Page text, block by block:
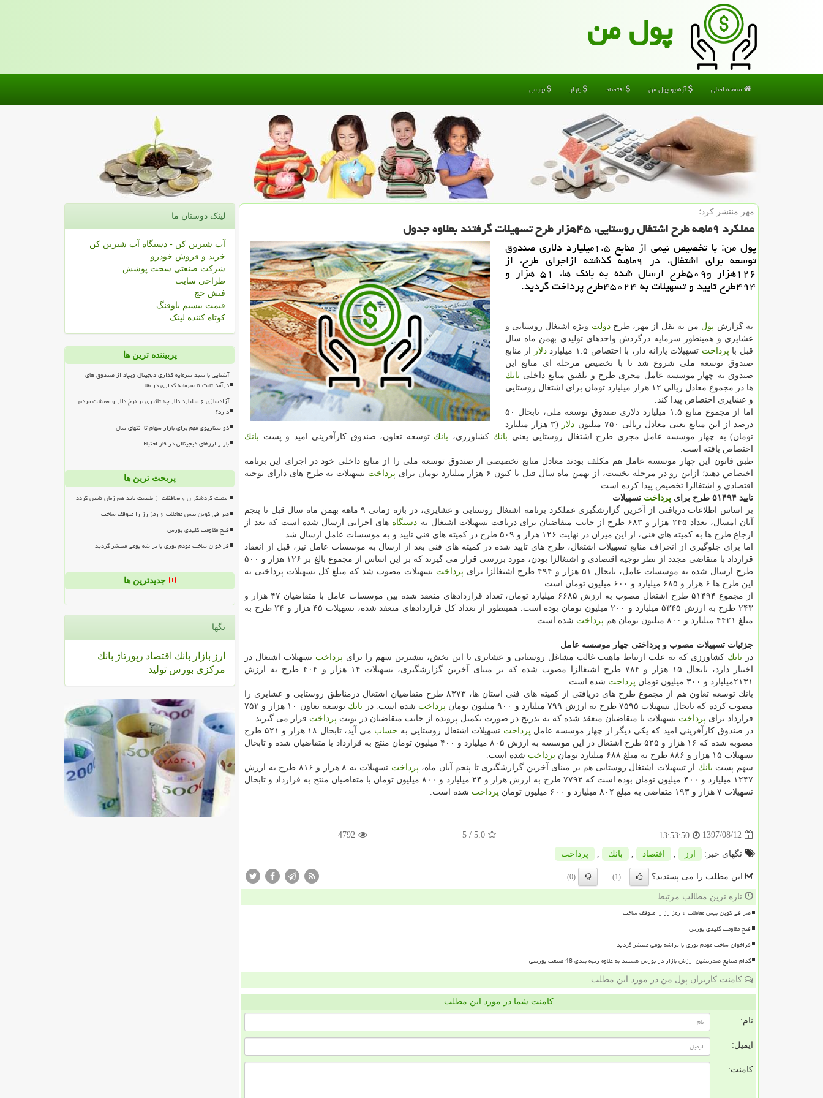
پول من
صفحه اصلی آرشیو پول من اقتصاد بازار بورس
مهر منتشر كرد؛
عملكرد ۹ماهه طرح اشتغال روستایی، ۴۵هزار طرح تسهیلات گرفتند بعلاوه جدول
پول من: با تخصیص نیمی از منابع ۱.۵میلیارد دلاری صندوق
توسعه برای اشتغال، در ۹ماهه گذشته ازاجرای طرح، از
۱۲۶هزار و۵۰۹طرح ارسال شده به بانك ها، ۵۱ هزار و
۴۹۴طرح تایید و تسهیلات به ۴۵۰۲۴طرح پرداخت گردید.
به گزارش پول من به نقل از مهر، طرحدولت ویژه اشتغال روستایی و
عشایری و همینطور سرمایه درگردش واحدهای تولیدی بهمن ماه سال
قبل با پرداخت تسهیلات یارانه دار، با اختصاص ۱.۵ میلیارد دلار
از منابع
صندوق توسعه ملی شروع شد تا با تخصیص مرحله ای منابع این
صندوق به چهار موسسه عامل مجری طرح و تلفیق منابع داخلی بانك
ها در مجموع معادل ریالی ۱۲ هزار میلیارد تومان برای اشتغال روستایی
و عشایری اختصاص پیدا كند.
اما از مجموع منابع ۱.۵ میلیارد دلاری صندوق توسعه ملی، تابحال ۵۰
درصد از این منابع یعنی معادل ریالی ۷۵۰ میلیون
دلار
(۳ هزار میلیارد
تومان) به چهار موسسه عامل مجری طرح اشتغال روستایی یعنی بانك كشاورزی، بانك توسعه تعاون، صندوق كارآفرینی امید و پست بانك
اختصاص یافته است.
طبق قانون این چهار موسسه عامل هم مكلف بودند معادل منابع تخصیصی از صندوق توسعه ملی را از منابع داخلی خود در اجرای این برنامه
اختصاص دهند؛ ازاین رو در مرحله نخست، از بهمن ماه سال قبل تا كنون ۶ هزار میلیارد تومان برای
پرداخت تسهیلات به طرح های دارای توجیه
اقتصادی و اشتغالزا تخصیص پیدا كرده است.
تایید ۵۱۴۹۴ طرح برای
پرداخت تسهیلات
بر اساس اطلاعات دریافتی از آخرین گزارشگیری عملكرد برنامه اشتغال روستایی و عشایری، در بازه زمانی ۹ ماهه بهمن ماه سال قبل تا پنجم
آبان امسال، تعداد ۲۴۵ هزار و ۶۸۳ طرح از جانب متقاضیان برای دریافت تسهیلات اشتغال به
دستگاه های اجرایی ارسال شده است كه بعد از
ارجاع طرح ها به كمیته های فنی، از این میزان در نهایت ۱۲۶ هزار و ۵۰۹ طرح در كمیته های فنی تایید و به موسسات عامل ارسال شد.
اما برای جلوگیری از انحراف منابع تسهیلات اشتغال، طرح های تایید شده در كمیته های فنی بعد از ارسال به موسسات عامل نیز، قبل از انعقاد
قرارداد با متقاضی مجدد از نظر توجیه اقتصادی و اشتغالزا بودن، مورد بررسی قرار می گیرند كه بر این اساس از مجموع بالغ بر ۱۲۶ هزار و ۵۰۰
طرح ارسال شده به موسسات عامل، تابحال ۵۱ هزار و ۴۹۴ طرح اشتغالزا برای
پرداخت تسهیلات مصوب شد كه مبلغ كل تسهیلات پرداختی به
این طرح ها ۶ هزار و ۶۸۵ میلیارد و ۶۰۰ میلیون تومان است.
از مجموع ۵۱۴۹۴ طرح اشتغال مصوب به ارزش ۶۶۸۵ میلیارد تومان، تعداد قراردادهای منعقد شده بین موسسات عامل با متقاضیان ۴۷ هزار و
۲۴۳ طرح به ارزش ۵۳۴۵ میلیارد و ۲۰۰ میلیون تومان بوده است. همینطور از تعداد كل قراردادهای منعقد شده، تسهیلات ۴۵ هزار و ۲۴ طرح به
مبلغ ۴۴۲۱ میلیارد و ۸۰۰ میلیون تومان هم
پرداخت شده است.
جزئیات تسهیلات مصوب و پرداختی چهار موسسه عامل
در بانك كشاورزی كه به علت ارتباط ماهیت غالب مشاغل روستایی و عشایری با این بخش، بیشترین سهم را برای پرداخت تسهیلات اشتغال در
اختیار دارد، تابحال ۱۵ هزار و ۷۸۴ طرح اشتغالزا مصوب شده كه بر مبنای آخرین گزارشگیری، تسهیلات ۱۴ هزار و ۴۰۴ طرح به ارزش
۲۱۳۱میلیارد و ۳۰۰ میلیون تومان
پرداخت شده است.
بانك توسعه تعاون هم از مجموع طرح های دریافتی از كمیته های فنی استان ها، ۸۳۷۳ طرح متقاضیان اشتغال درمناطق روستایی و عشایری را
مصوب كرده كه تابحال تسهیلات ۷۵۹۵ طرح به ارزش ۷۹۹ میلیارد و ۹۰۰ میلیون تومان
پرداخت شده است. در بانك
توسعه تعاون ۱۰ هزار و ۷۵۲
قرارداد برای پرداخت تسهیلات با متقاضیان منعقد شده كه به تدریج در صورت تكمیل پرونده از جانب متقاضیان در نوبت پرداخت قرار می گیرند.
در صندوق كارآفرینی امید كه یكی دیگر از چهار موسسه عامل پرداخت تسهیلات اشتغال روستایی به حساب
می آید، تابحال ۱۸ هزار و ۵۲۱ طرح
مصوبه شده كه ۱۶ هزار و ۵۲۵ طرح اشتغال در این موسسه به ارزش ۸۰۵ میلیارد و ۴۰۰ میلیون تومان منتج به قرارداد با متقاضیان شده و تابحال
تسهیلات ۱۵ هزار و ۸۸۶ طرح به مبلغ ۶۸۸ میلیارد تومان
پرداخت شده است.
سهم پست بانك از تسهیلات اشتغال روستایی هم بر مبنای آخرین گزارشگیری تا پنجم آبان ماه، پرداخت
تسهیلات به ۸ هزار و ۸۱۶ طرح به ارزش
۱۲۴۷ میلیارد و ۴۰۰ میلیون تومان بوده است كه ۷۷۹۲ طرح به ارزش هزار و ۲۴ میلیارد و ۸۰۰ میلیون تومان با متقاضیان منتج به قرارداد و تابحال
تسهیلات ۷ هزار و ۱۹۳ متقاضی به مبلغ ۸۰۲ میلیارد و ۶۰۰ میلیون تومان
پرداخت شده است.
1397/08/12
13:53:50
5.0
/ 5
4792
تگهای خبر: ارز اقتصاد بانك پرداخت
این مطلب را می پسندید؟ (1)
(0)
تازه ترین مطالب مرتبط
صرافی کوین بیس معاملات ۶ رمزارز را متوقف ساخت
فتح مقاومت کلیدی بورس
فراخوان ساخت مودم نوری با تراشه بومی منتشر گردید
کدام صنایع صدرنشین ارزش بازار در بورس هستند به علاوه رتبه بندی 48 صنعت بورسی
کامنت کاربران پول من در مورد این مطلب
کامنت شما در مورد این مطلب
نام:
ایمیل:
کامنت:
لینک دوستان ما
آب شیرین کن - دستگاه آب شیرین کن
خرید و فروش خودرو
شرکت صنعتی سخت پوشش
طراحی سایت
فیش حج
قیمت بیسیم باوفنگ
کوتاه کننده لینک
پربیننده ترین ها
آشنایی با سبد سرمایه گذاری دیجیتال ویپاد از صندوق های
درآمد ثابت تا سرمایه گذاری در طلا
آزادسازی ۶ میلیارد دلار چه تاثیری بر نرخ دلار و معیشت مردم
دارد؟
دو سناریوی مهم برای بازار سهام تا انتهای سال
بازار ارزهای دیجیتالی در فاز احتیاط
پربحث ترین ها
امنیت گردشگران و محافظت از طبیعت باید هم زمان تامین گردد
صرافی کوین بیس معاملات ۶ رمزارز را متوقف ساخت
فتح مقاومت کلیدی بورس
فراخوان ساخت مودم نوری با تراشه بومی منتشر گردید
جدیدترین ها
تگها
ارز بازار بانك اقتصاد رپورتاژ بانك
مركزی بورس تولید